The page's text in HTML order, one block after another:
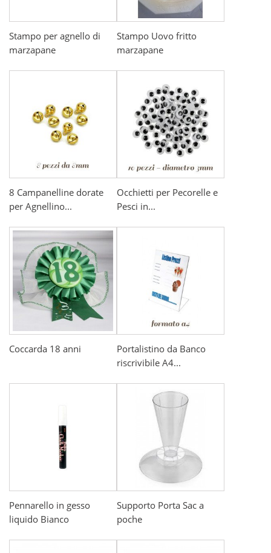
Stampo per agnello di
marzapane
Stampo Uovo fritto
marzapane
8 Campanelline dorate
per Agnellino...
Occhietti per Pecorelle e
Pesci in...
Coccarda 18 anni
Portalistino da Banco
riscrivibile A4...
Pennarello in gesso
liquido Bianco
Supporto Porta Sac a
poche